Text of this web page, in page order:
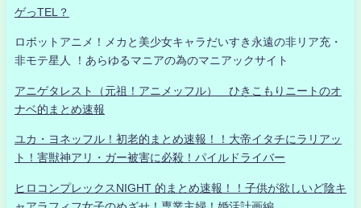
ゲっTEL？
ロボットアニメ！メカと美少女キャラだいすき永遠の非リア充・
非モテ星人 ！あらゆるマニアの為のマニアックサイト
アニゲタレスト（元祖！アニメッフル） ひきこもりニートのオ
ナベ的まとめ速報
ユカ・ヨネッフル！初老的まとめ速報！！大帝イタチにラリアッ
ト！害獣神アリ・ガー被害に必殺！パイルドライバー
ヒロコンプレックスNIGHT 的まとめ速報！！子供が欲しいど陰キ